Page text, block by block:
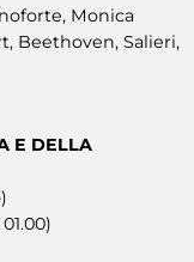
Monica
Beethoven, Salieri,
E DELLA